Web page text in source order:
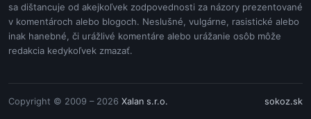
sa dištancuje od akejkoľvek zodpovednosti za názory prezentované
v komentároch alebo blogoch. Neslušné, vulgárne, rasistické alebo
inak hanebné, či urážlivé komentáre alebo urážanie osôb môže
redakcia kedykoľvek zmazať.
Copyright © 2009 – 2026 Xalan s.r.o. sokoz.sk